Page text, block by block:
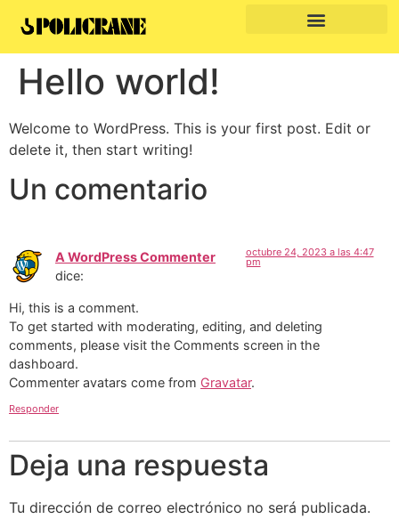
Hello world!
Welcome to WordPress. This is your first post. Edit or
delete it, then start writing!
Un comentario
A WordPress Commenter
dice:
octubre 24, 2023 a las 4:47
pm
Hi, this is a comment.
To get started with moderating, editing, and deleting
comments, please visit the Comments screen in the
dashboard.
Commenter avatars come from Gravatar.
Responder
Deja una respuesta
Tu dirección de correo electrónico no será publicada.